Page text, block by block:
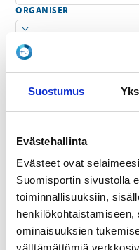
Suostumus
Evästehallinta
Evästeet ovat
Suomisportin sivustolla
toiminnallisuuksiin,
ominaisuuksien
välttämättömiä
ORGANISER
Open menu
CATEGORY
Select category
TAGS
SEARCH TERM